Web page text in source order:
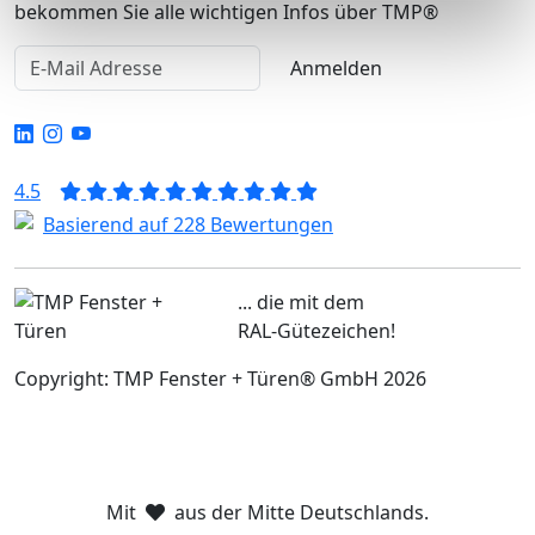
bekommen Sie alle wichtigen Infos über TMP®
Anmelden
4.5
Basierend auf 228 Bewertungen
... die mit dem
RAL-Gütezeichen!
Copyright: TMP Fenster + Türen® GmbH 2026
Mit aus der Mitte Deutschlands.